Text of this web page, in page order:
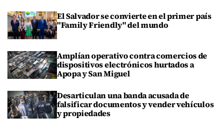
El Salvador se convierte en el primer país
"Family Friendly" del mundo
Amplían operativo contra comercios de
dispositivos electrónicos hurtados a
Apopa y San Miguel
Desarticulan una banda acusada de
falsificar documentos y vender vehículos
y propiedades